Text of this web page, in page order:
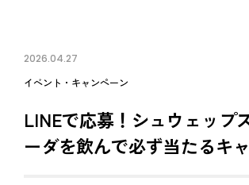
2026.04.27
イベント・キャンペーン
LINEで応募！シュウェップ
ーダを飲んで必ず当たるキ